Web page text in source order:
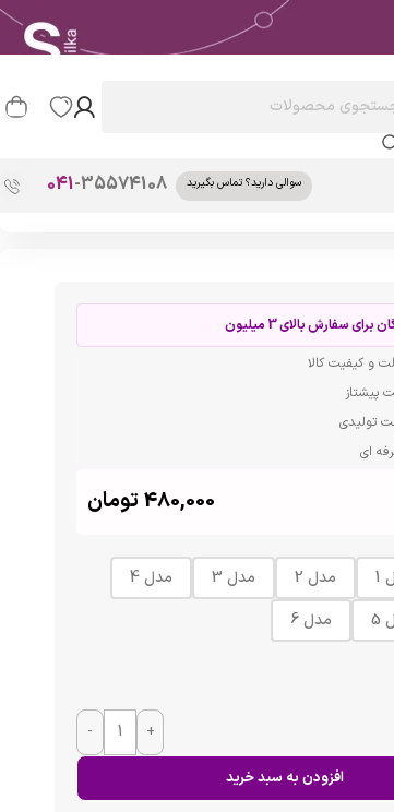
سوالی دارید؟ تماس بگیرید 041-35574108
برای سفارش بالای 3 میلیون
و کیفیت کالا
پیشتاز
تولیدی
ای
480,000تومان
مدل 2 مدل 3
مدل 4
مدل 6
- +
افزودن به سبد خرید